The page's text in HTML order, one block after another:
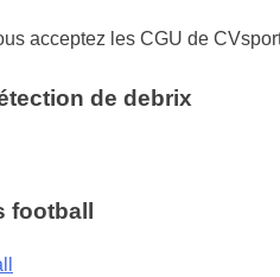
acceptez les CGU de
de debrix